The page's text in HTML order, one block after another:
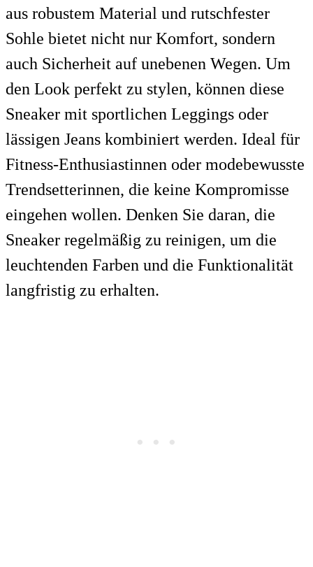
aus robustem Material und rutschfester
Sohle bietet nicht nur Komfort, sondern
auch Sicherheit auf unebenen Wegen. Um
den Look perfekt zu stylen, können diese
Sneaker mit sportlichen Leggings oder
lässigen Jeans kombiniert werden. Ideal für
Fitness-Enthusiastinnen oder modebewusste
Trendsetterinnen, die keine Kompromisse
eingehen wollen. Denken Sie daran, die
Sneaker regelmäßig zu reinigen, um die
leuchtenden Farben und die Funktionalität
langfristig zu erhalten.